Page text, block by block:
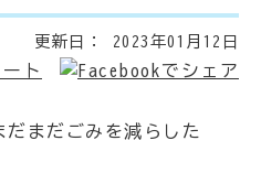
更新日： 2023年01月12日
まだごみを減らした